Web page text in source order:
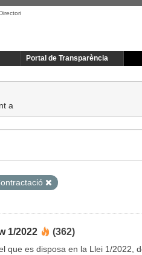
Portal de Transparència
a
1/2022 (362)
que es disposa en la Llei 1/2022,